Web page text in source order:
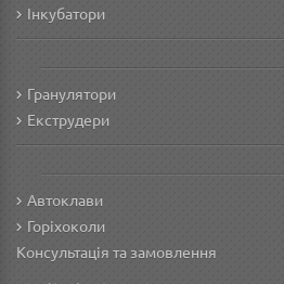
Інкубатори
Гранулятори
Екструдери
Автоклави
Горіхоколи
Консультація та замовлення